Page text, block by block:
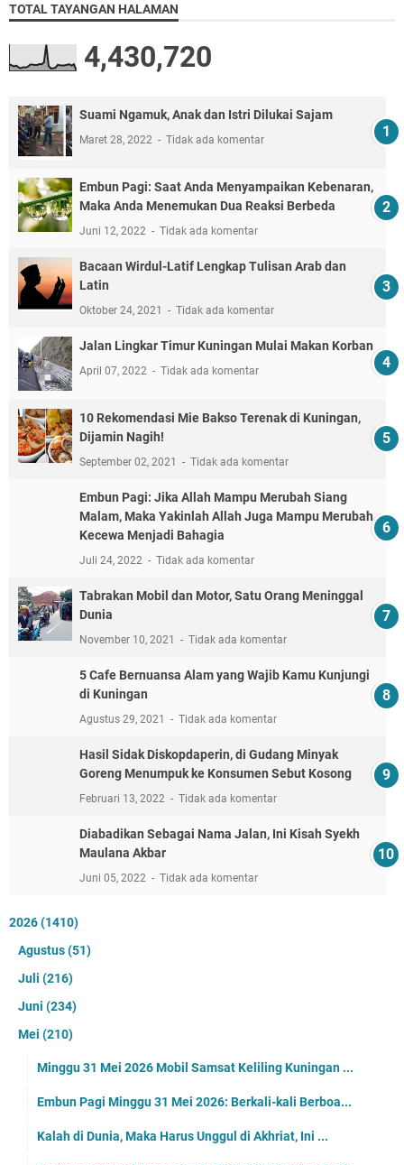
TOTAL TAYANGAN HALAMAN
4,430,720
Suami Ngamuk, Anak dan Istri Dilukai Sajam
Maret 28, 2022 Tidak ada komentar
Embun Pagi: Saat Anda Menyampaikan Kebenaran,
Maka Anda Menemukan Dua Reaksi Berbeda
Juni 12, 2022 Tidak ada komentar
Bacaan Wirdul-Latif Lengkap Tulisan Arab dan
Latin
Oktober 24, 2021 Tidak ada komentar
Jalan Lingkar Timur Kuningan Mulai Makan Korban
April 07, 2022 Tidak ada komentar
10 Rekomendasi Mie Bakso Terenak di Kuningan,
Dijamin Nagih!
September 02, 2021 Tidak ada komentar
Embun Pagi: Jika Allah Mampu Merubah Siang
Malam, Maka Yakinlah Allah Juga Mampu Merubah
Kecewa Menjadi Bahagia
Juli 24, 2022 Tidak ada komentar
Tabrakan Mobil dan Motor, Satu Orang Meninggal
Dunia
November 10, 2021 Tidak ada komentar
5 Cafe Bernuansa Alam yang Wajib Kamu Kunjungi
di Kuningan
Agustus 29, 2021 Tidak ada komentar
Hasil Sidak Diskopdaperin, di Gudang Minyak
Goreng Menumpuk ke Konsumen Sebut Kosong
Februari 13, 2022 Tidak ada komentar
Diabadikan Sebagai Nama Jalan, Ini Kisah Syekh
Maulana Akbar
Juni 05, 2022 Tidak ada komentar
2026(1410)
Agustus(51)
Juli (216)
Juni (234)
Mei (210)
Minggu 31 Mei 2026 Mobil Samsat Keliling Kuningan ...
Embun Pagi Minggu 31 Mei 2026: Berkali-kali Berboa...
Kalah di Dunia, Maka Harus Unggul di Akhriat, Ini ...